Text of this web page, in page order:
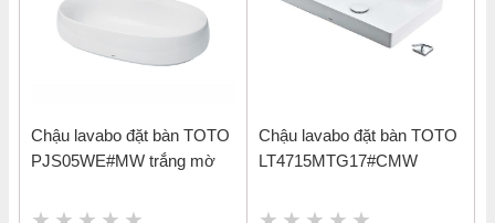
Chậu lavabo đặt bàn TOTO
PJS05WE#MW trắng mờ
Chậu lavabo đặt bàn TOTO
LT4715MTG17#CMW